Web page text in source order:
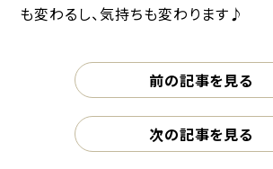
も変わるし、気持ちも変わります♪
前の記事を見る
次の記事を見る